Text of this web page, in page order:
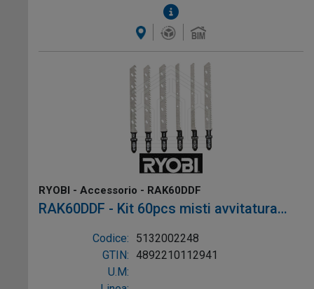
RYOBI - Accessorio - RAK60DDF
RAK60DDF - Kit 60pcs misti avvitatura
Codice:
5132002248
GTIN: 4892210112941
U.M: